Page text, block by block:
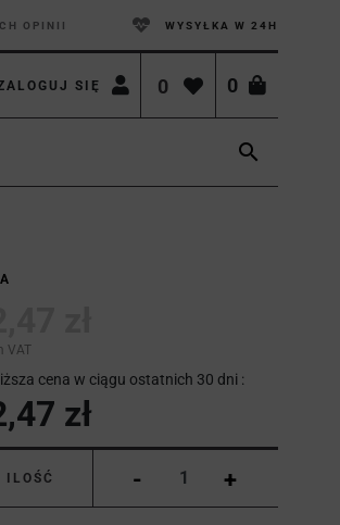
OPINII WYSYŁKA W 24H
0
SIĘ 0

VAT
cena w ciągu ostatnich 30 dni :
zł
ILOŚĆ - +